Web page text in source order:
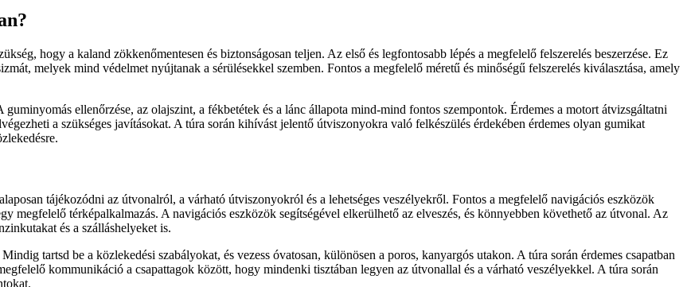
hogy a kaland zökkenőmentesen és biztonságosan teljen. Az első és legfontosabb lépés a megfelelő felszerelés beszerzése. Ez
melyek mind védelmet nyújtanak a sérülésekkel szemben. Fontos a megfelelő méretű és minőségű felszerelés kiválasztása, amely
ellenőrzése, az olajszint, a fékbetétek és a lánc állapota mind-mind fontos szempontok. Érdemes a motort átvizsgáltatni
a szükséges javításokat. A túra során kihívást jelentő útviszonyokra való felkészülés érdekében érdemes olyan gumikat
tájékozódni az útvonalról, a várható útviszonyokról és a lehetséges veszélyekről. Fontos a megfelelő navigációs eszközök
megfelelő térképalkalmazás. A navigációs eszközök segítségével elkerülhető az elveszés, és könnyebben követhető az útvonal. Az
és a szálláshelyeket is.
tartsd be a közlekedési szabályokat, és vezess óvatosan, különösen a poros, kanyargós utakon. A túra során érdemes csapatban
kommunikáció a csapattagok között, hogy mindenki tisztában legyen az útvonallal és a várható veszélyekkel. A túra során